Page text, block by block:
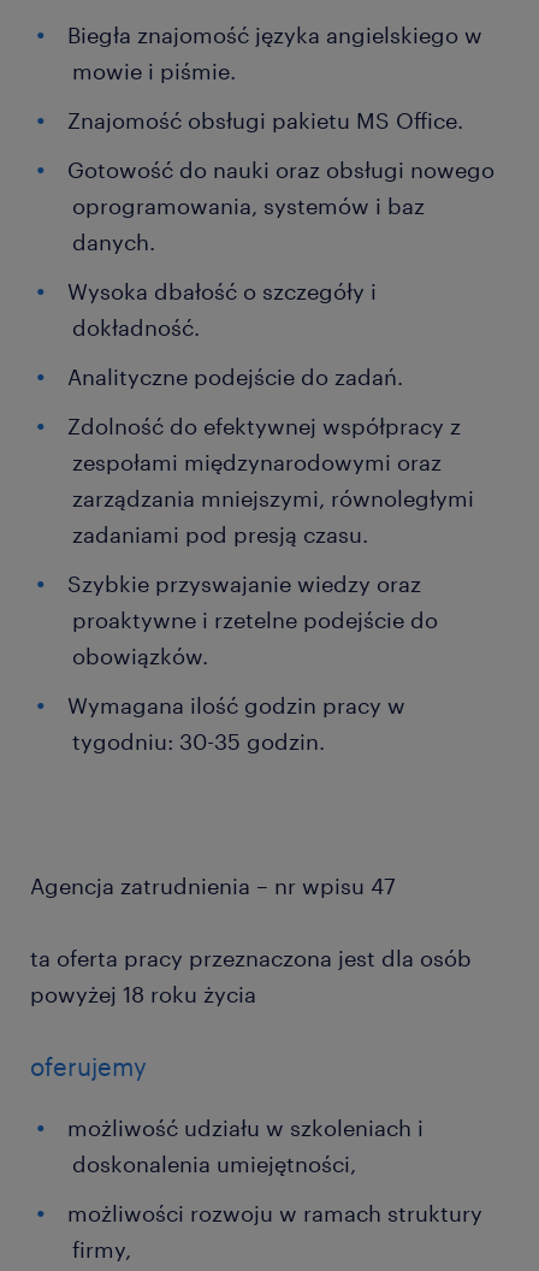
Biegła znajomość języka angielskiego w
mowie i piśmie.
Znajomość obsługi pakietu MS Office.
Gotowość do nauki oraz obsługi nowego
oprogramowania, systemów i baz
danych.
Wysoka dbałość o szczegóły i
dokładność.
Analityczne podejście do zadań.
Zdolność do efektywnej współpracy z
zespołami międzynarodowymi oraz
zarządzania mniejszymi, równoległymi
zadaniami pod presją czasu.
Szybkie przyswajanie wiedzy oraz
proaktywne i rzetelne podejście do
obowiązków.
Wymagana ilość godzin pracy w
tygodniu: 30-35 godzin.
Agencja zatrudnienia – nr wpisu 47
ta oferta pracy przeznaczona jest dla osób
powyżej 18 roku życia
oferujemy
możliwość udziału w szkoleniach i
doskonalenia umiejętności,
możliwości rozwoju w ramach struktury
firmy,